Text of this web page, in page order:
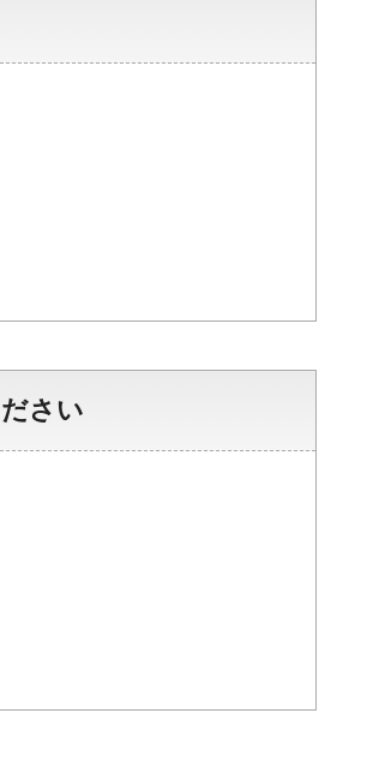
さい